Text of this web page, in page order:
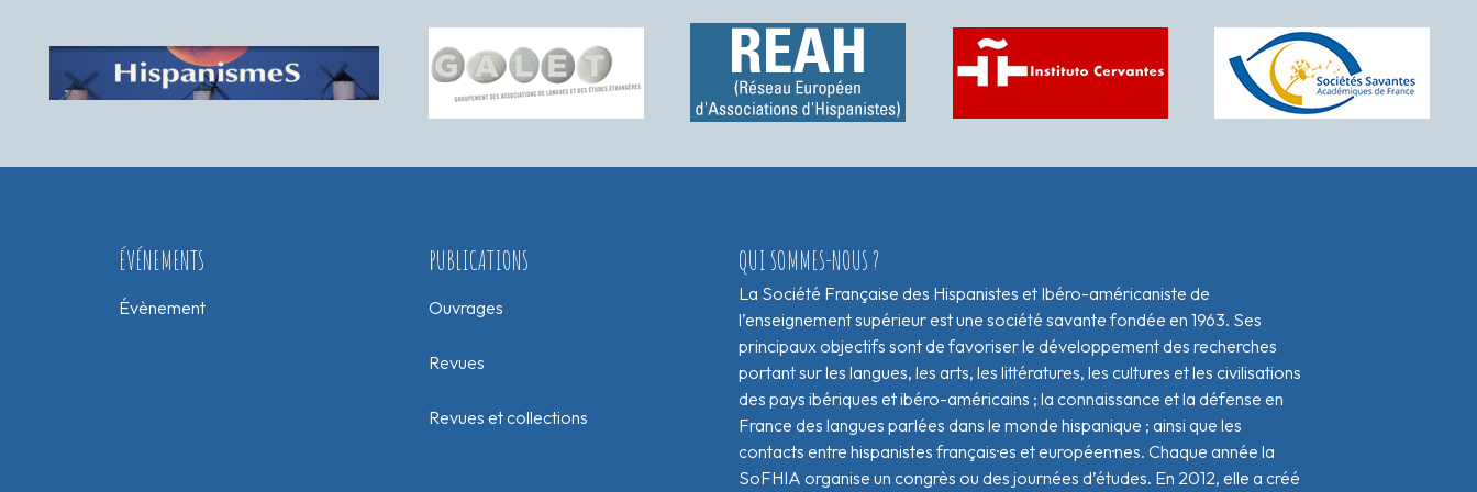
ÉVÉNEMENTS
Évènement
PUBLICATIONS
Ouvrages
Revues
Revues et collections
QUI SOMMES-NOUS ?
La Société Française des Hispanistes et Ibéro-américaniste de
l’enseignement supérieur est une société savante fondée en 1963. Ses
principaux objectifs sont de favoriser le développement des recherches
portant sur les langues, les arts, les littératures, les cultures et les civilisations
des pays ibériques et ibéro-américains ; la connaissance et la défense en
France des langues parlées dans le monde hispanique ; ainsi que les
contacts entre hispanistes français·es et européen·nes. Chaque année la
SoFHIA organise un congrès ou des journées d’études. En 2012, elle a créé